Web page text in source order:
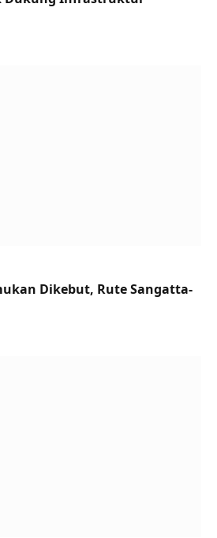
Dikebut, Rute Sangatta-